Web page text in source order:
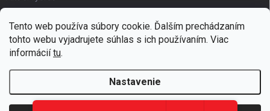
Tento web používa súbory cookie. Ďalším prechádzaním
tohto webu vyjadrujete súhlas s ich používaním. Viac
informáciítu.
Nastavenie
Certifikát kvality
Moja objednávka